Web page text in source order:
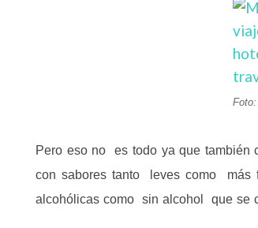
Pero eso no es todo ya que también
con sabores tanto leves como más
alcohólicas como sin alcohol que se